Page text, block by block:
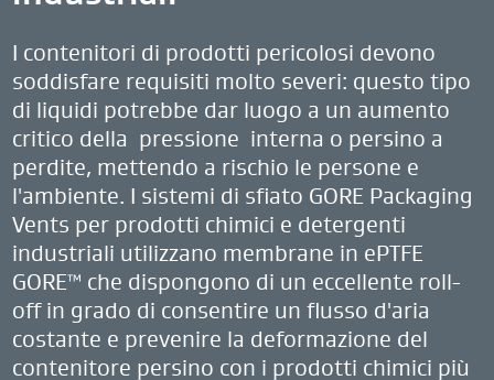
I contenitori di prodotti pericolosi devono
soddisfare requisiti molto severi: questo tipo
di liquidi potrebbe dar luogo a un aumento
critico della pressione interna o persino a
perdite, mettendo a rischio le persone e
l'ambiente. I sistemi di sfiato GORE Packaging
Vents per prodotti chimici e detergenti
industriali utilizzano membrane in ePTFE
GORE™ che dispongono di un eccellente roll-
off in grado di consentire un flusso d'aria
costante e prevenire la deformazione del
contenitore persino con i prodotti chimici più